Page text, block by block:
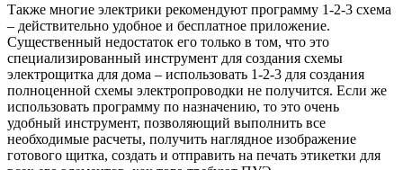
Также многие электрики рекомендуют программу 1-2-3 схема
– действительно удобное и бесплатное приложение.
Существенный недостаток его только в том, что это
специализированный инструмент для создания схемы
электрощитка для дома – использовать 1-2-3 для создания
полноценной схемы электропроводки не получится. Если же
использовать программу по назначению, то это очень
удобный инструмент, позволяющий выполнить все
необходимые расчеты, получить наглядное изображение
готового щитка, создать и отправить на печать этикетки для